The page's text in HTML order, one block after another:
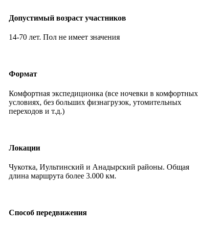
Допустимый возраст участников
14-70 лет. Пол не имеет значения
Формат
Комфортная экспедиционка (все ночевки в комфортных
условиях, без больших физнагрузок, утомительных
переходов и т.д.)
Локации
Чукотка, Иультинский и Анадырский районы. Общая
длина маршрута более 3.000 км.
Способ передвижения